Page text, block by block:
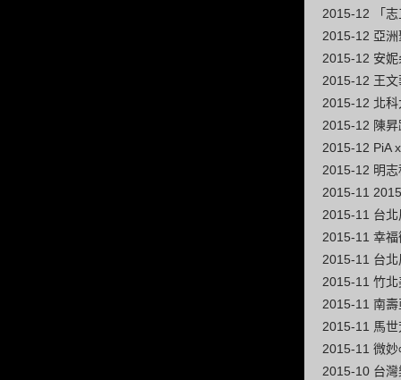
2015-12 「志
2015-12 亞
2015-12 安
2015-12 王
2015-12 北科
2015-12 陳
2015-12 PiA
2015-12 明
2015-11
2015-11 台
2015-11 幸福
2015-11 台北
2015-11 竹北
2015-11 南
2015-11 馬
2015-11 微
2015-10 台